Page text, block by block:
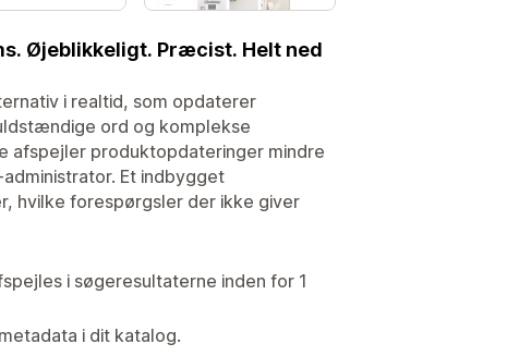
Øjeblikkeligt. Præcist. Helt ned
i realtid, som opdaterer
ord og komplekse
afspejler produktopdateringer mindre
Et indbygget
hvilke forespørgsler der ikke giver
i søgeresultaterne inden for 1
i dit katalog.